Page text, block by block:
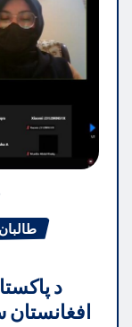
طالبان
د
افغانستان